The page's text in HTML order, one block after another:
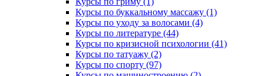
Курсы по буккальному массажу (1)
Курсы по уходу за волосами (4)
Курсы по литературе (44)
Курсы по кризисной психологии (41)
Курсы по татуажу (2)
Курсы по спорту (97)